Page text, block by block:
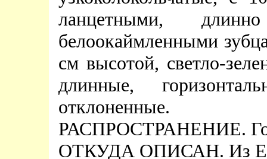
ланцетными,
белоокаймленными
см высотой, светло-
длинные,
отклоненные.
РАСПРОСТРАНЕНИЕ.
ОТКУДА ОПИСАН. Из